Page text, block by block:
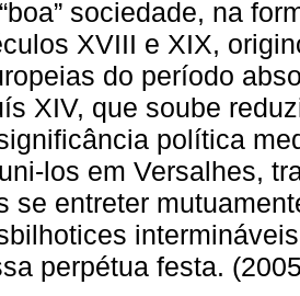
sociedade, na
XVIII e XIX,
do período
XIV, que soube
política
los em Versalhes,
se entreter
perpétua festa.